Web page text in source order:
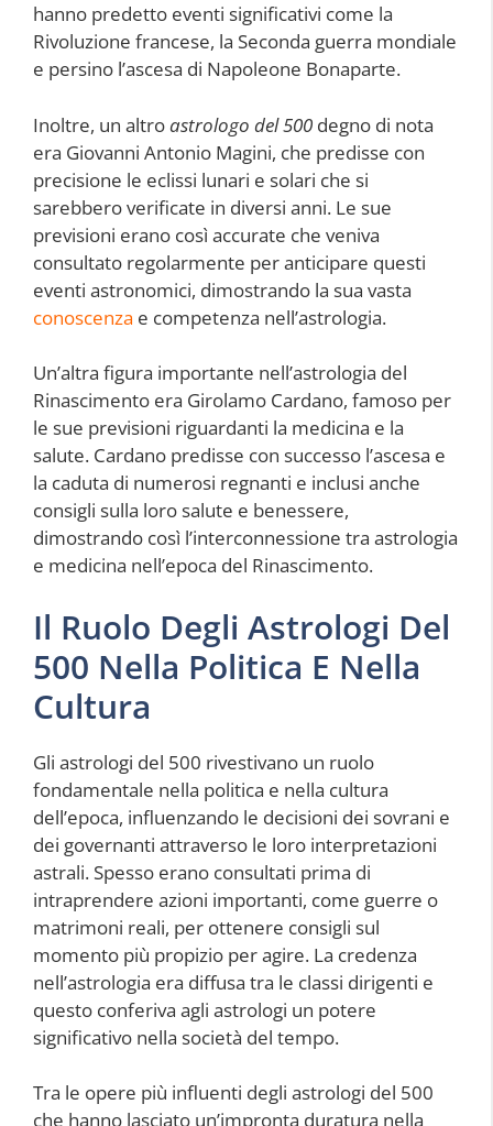
hanno predetto eventi significativi come la
Rivoluzione francese, la Seconda guerra mondiale
e persino l’ascesa di Napoleone Bonaparte.
Inoltre, un altroastrologo del 500 degno di nota
era Giovanni Antonio Magini, che predisse con
precisione le eclissi lunari e solari che si
sarebbero verificate in diversi anni. Le sue
previsioni erano così accurate che veniva
consultato regolarmente per anticipare questi
eventi astronomici, dimostrando la sua vasta
conoscenza e competenza nell’astrologia.
Un’altra figura importante nell’astrologia del
Rinascimento era Girolamo Cardano, famoso per
le sue previsioni riguardanti la medicina e la
salute. Cardano predisse con successo l’ascesa e
la caduta di numerosi regnanti e inclusi anche
consigli sulla loro salute e benessere,
dimostrando così l’interconnessione tra astrologia
e medicina nell’epoca del Rinascimento.
Il Ruolo Degli Astrologi Del
500 Nella Politica E Nella
Cultura
Gli astrologi del 500 rivestivano un ruolo
fondamentale nella politica e nella cultura
dell’epoca, influenzando le decisioni dei sovrani e
dei governanti attraverso le loro interpretazioni
astrali. Spesso erano consultati prima di
intraprendere azioni importanti, come guerre o
matrimoni reali, per ottenere consigli sul
momento più propizio per agire. La credenza
nell’astrologia era diffusa tra le classi dirigenti e
questo conferiva agli astrologi un potere
significativo nella società del tempo.
Tra le opere più influenti degli astrologi del 500
che hanno lasciato un’impronta duratura nella